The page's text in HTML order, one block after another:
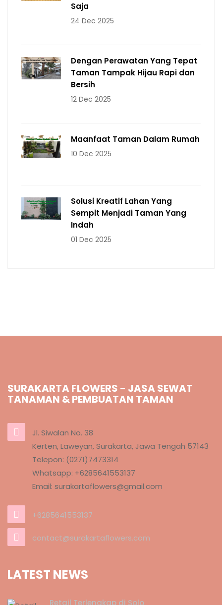
Saja
24 Dec 2025
Dengan Perawatan Yang Tepat
Taman Tampak Hijau Rapi dan
Bersih
12 Dec 2025
Maanfaat Taman Dalam Rumah
10 Dec 2025
Solusi Kreatif Lahan Yang
Sempit Menjadi Taman Yang
Indah
01 Dec 2025
SURAKARTA FLOWERS - JASA SEWAT
TANAMAN & PEMBUATAN TAMAN
Jl. Siwalan No. 38
Kerten, Laweyan, Surakarta, Jawa Tengah 57143
Telepon: (0271)7473314
Whatsapp: +6285641553137
Email: surakartaflowers@gmail.com
+6285641553137
contact@surakartaflowers.com
LATEST NEWS
Retail Terlengkap di Solo